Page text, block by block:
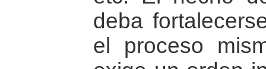
deba
el proceso